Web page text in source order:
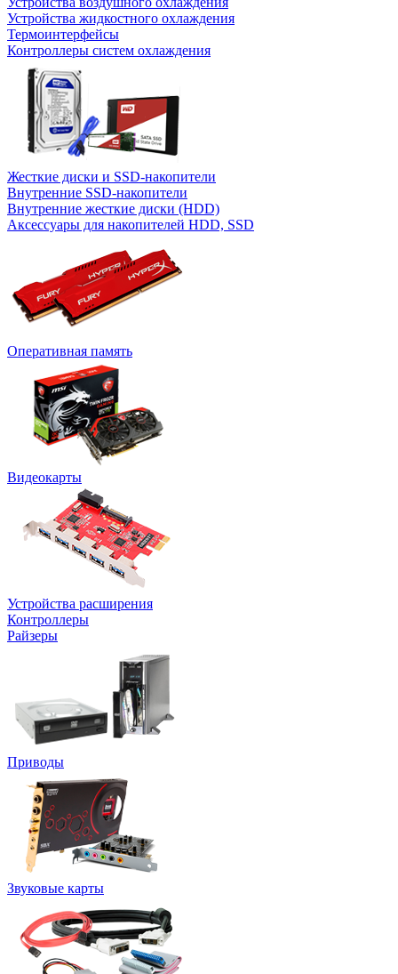
Устройства жидкостного охлаждения
Термоинтерфейсы
Контроллеры систем охлаждения
Жесткие диски и SSD-накопители
Внутренние SSD-накопители
Внутренние жесткие диски (HDD)
Аксессуары для накопителей HDD, SSD
Оперативная память
Видеокарты
Устройства расширения
Контроллеры
Райзеры
Приводы
Звуковые карты